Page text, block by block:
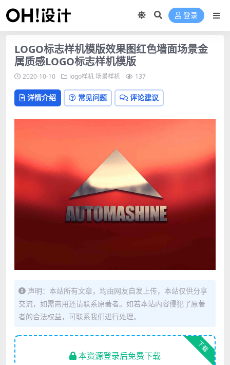
登录
LOGO标志样机模版效果图红色墙面场景金
属质感LOGO标志样机模版
2020-10-10 logo样机场景样机 137
详情介绍 常见问题 评论建议
声明：本站所有文章，均由网友自发上传，本站仅供分享
交流，如需商用还请联系原著者。如若本站内容侵犯了原著
者的合法权益，可联系我们进行处理。
下载
本资源登录后免费下载